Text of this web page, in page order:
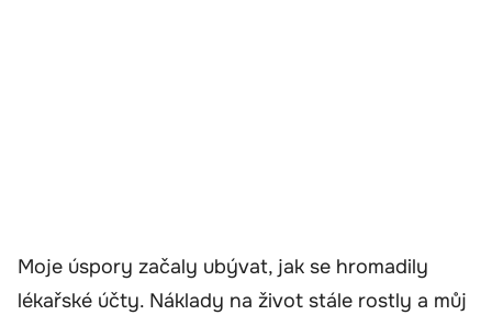
Moje úspory začaly ubývat, jak se hromadily
lékařské účty. Náklady na život stále rostly a můj